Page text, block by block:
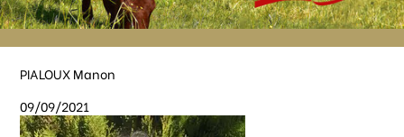
PIALOUX Manon
09/09/2021